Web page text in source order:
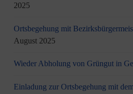
2025
Ortsbegehung mit
August 2025
Wieder Abholung von Grüngut in
Einladung zur Ortsbegehung mit